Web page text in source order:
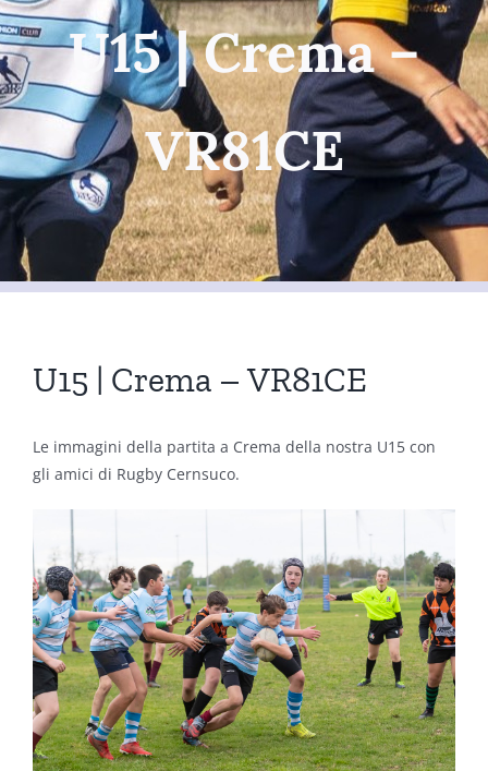
U15 | Crema –
VR81CE
U15 | Crema – VR81CE
Le immagini della partita a Crema della nostra U15 con
gli amici di Rugby Cernsuco.